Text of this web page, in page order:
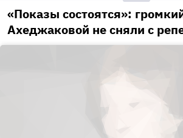
«Показы состоятся»:
Ахеджаковой не сняли с